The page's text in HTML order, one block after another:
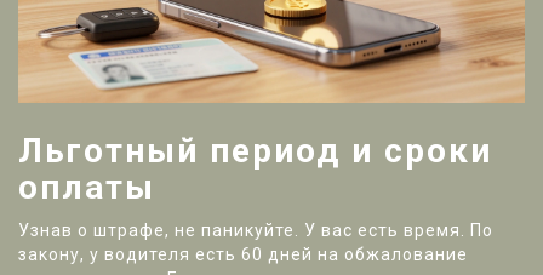
Льготный период и сроки
оплаты
Узнав о штрафе, не паникуйте. У вас есть время. По
закону, у водителя есть 60 дней на обжалование